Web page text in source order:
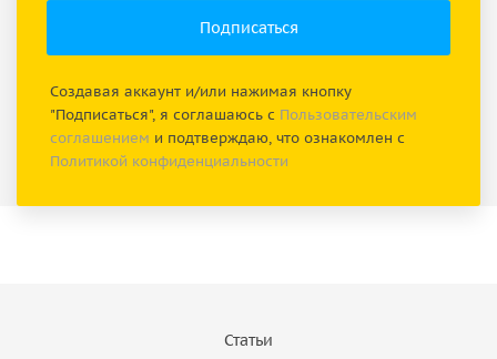
Создавая аккаунт и/или нажимая кнопку
"Подписаться", я соглашаюсь с Пользовательским
соглашением и подтверждаю, что ознакомлен с
Политикой конфиденциальности
Статьи